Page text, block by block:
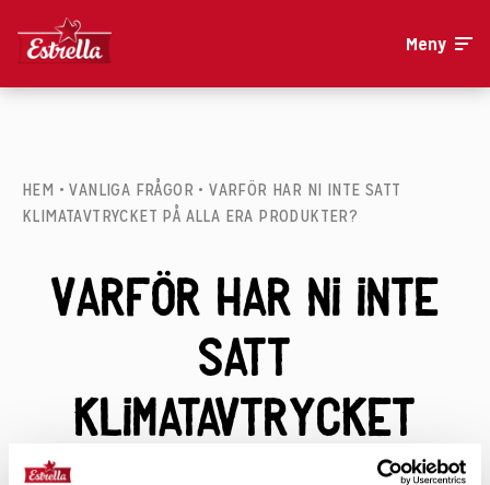
Meny
HEM •VANLIGA FRÅGOR •VARFÖR HAR NI INTE SATT
KLIMATAVTRYCKET PÅ ALLA ERA PRODUKTER?
Varför har ni inte
satt
klimatavtrycket